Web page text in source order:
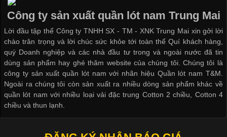
thuộc và được sử dụng phổ biến nhất hiện nay. Không chỉ đa
dạng về màu sắc hay chất liệu, áo thun còn có nhiều form dáng
khác nhau để phù hợp với từng phong cách thời trang và nhu
cầu
Khám Phá Áo Phông Trang Phục Phổ Biến Nhất Hiện Nay
Công ty sản xuất quần lót nam Trung Mai
Lời đầu tập thể Công ty TNHH SX - TM - XNK Trung Mai xin gởi lời
chào trân trọng và lời chúc sức khỏe tới toàn thể Quí khách hàng,
quý Doanh nghiệp và các nhà đầu tư trong và ngoài nước đã tin
dùng sản phẩm hay ghé thăm website của chúng tôi. Chúng tôi là
công ty sản xuất quần lót nam với nhãn hiệu Quần lót nam T&M.
Ngoài ra chúng tôi còn sản xuất ra nhiều dòng sản phẩm khác về
quần lót nam với nhiều loại vải đặc trung Cotton 2 chiều, Cotton 4
chiều và thun lạnh.